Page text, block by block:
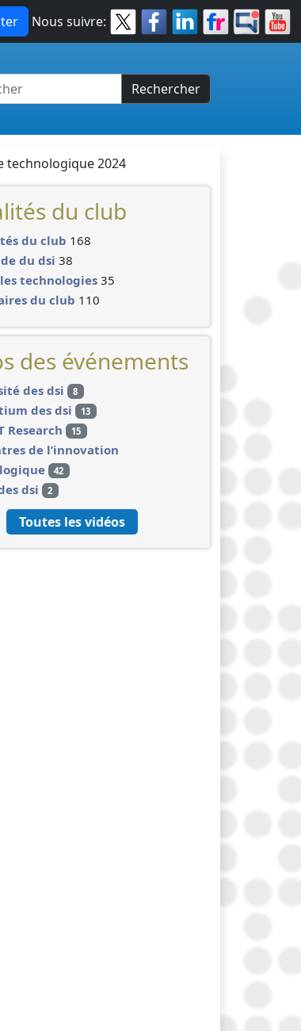
Nous suivre:
Rechercher
technologique 2024
du club
du club 168
du dsi 38
technologies 35
du club 110
des événements
des dsi 8
des dsi 13
Research 15
de l’innovation
42
dsi 2
Toutes les vidéos